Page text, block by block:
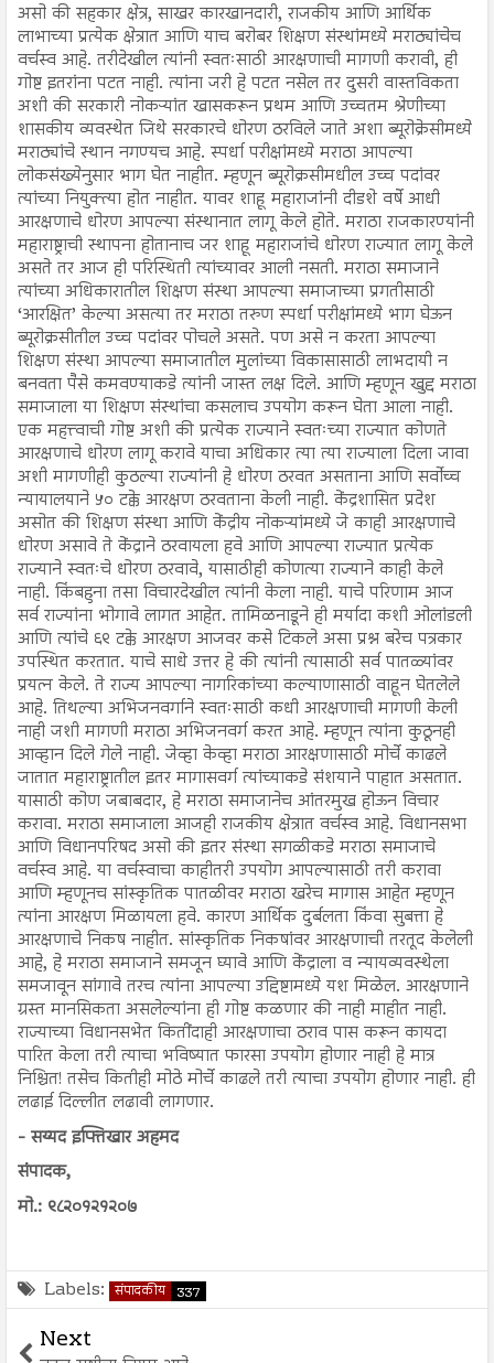
असो की सहकार क्षेत्र, साखर कारखानदारी, राजकीय आणि आर्थिक
लाभाच्या प्रत्येक क्षेत्रात आणि याच बरोबर शिक्षण संस्थांमध्ये मराठ्यांचेच
वर्चस्व आहे. तरीदेखील त्यांनी स्वतःसाठी आरक्षणाची मागणी करावी, ही
गोष्ट इतरांना पटत नाही. त्यांना जरी हे पटत नसेल तर दुसरी वास्तविकता
अशी की सरकारी नोकऱ्यांत खासकरून प्रथम आणि उच्चतम श्रेणीच्या
शासकीय व्यवस्थेत जिथे सरकारचे धोरण ठरविले जाते अशा ब्यूरोक्रेसीमध्ये
मराठ्यांचे स्थान नगण्यच आहे. स्पर्धा परीक्षांमध्ये मराठा आपल्या
लोकसंख्येनुसार भाग घेत नाहीत. म्हणून ब्यूरोक्रसीमधील उच्च पदांवर
त्यांच्या नियुक्त्या होत नाहीत. यावर शाहू महाराजांनी दीडशे वर्षे आधी
आरक्षणाचे धोरण आपल्या संस्थानात लागू केले होते. मराठा राजकारण्यांनी
महाराष्ट्राची स्थापना होतानाच जर शाहू महाराजांचे धोरण राज्यात लागू केले
असते तर आज ही परिस्थिती त्यांच्यावर आली नसती. मराठा समाजाने
त्यांच्या अधिकारातील शिक्षण संस्था आपल्या समाजाच्या प्रगतीसाठी
‘आरक्षित’ केल्या असत्या तर मराठा तरुण स्पर्धा परीक्षांमध्ये भाग घेऊन
ब्यूरोक्रसीतील उच्च पदांवर पोचले असते. पण असे न करता आपल्या
शिक्षण संस्था आपल्या समाजातील मुलांच्या विकासासाठी लाभदायी न
बनवता पैसे कमवण्याकडे त्यांनी जास्त लक्ष दिले. आणि म्हणून खुद्द मराठा
समाजाला या शिक्षण संस्थांचा कसलाच उपयोग करून घेता आला नाही.
एक महत्त्वाची गोष्ट अशी की प्रत्येक राज्याने स्वतःच्या राज्यात कोणते
आरक्षणाचे धोरण लागू करावे याचा अधिकार त्या त्या राज्याला दिला जावा
अशी मागणीही कुठल्या राज्यांनी हे धोरण ठरवत असताना आणि सर्वोच्च
न्यायालयाने ५० टक्के आरक्षण ठरवताना केली नाही. केंद्रशासित प्रदेश
असोत की शिक्षण संस्था आणि केंद्रीय नोकऱ्यांमध्ये जे काही आरक्षणाचे
धोरण असावे ते केंद्राने ठरवायला हवे आणि आपल्या राज्यात प्रत्येक
राज्याने स्वतःचे धोरण ठरवावे, यासाठीही कोणत्या राज्याने काही केले
नाही. किंबहुना तसा विचारदेखील त्यांनी केला नाही. याचे परिणाम आज
सर्व राज्यांना भोगावे लागत आहेत. तामिळनाडूने ही मर्यादा कशी ओलांडली
आणि त्यांचे ६९ टक्के आरक्षण आजवर कसे टिकले असा प्रश्न बरेच पत्रकार
उपस्थित करतात. याचे साधे उत्तर हे की त्यांनी त्यासाठी सर्व पातळ्यांवर
प्रयत्न केले. ते राज्य आपल्या नागरिकांच्या कल्याणासाठी वाहून घेतलेले
आहे. तिथल्या अभिजनवर्गाने स्वतःसाठी कधी आरक्षणाची मागणी केली
नाही जशी मागणी मराठा अभिजनवर्ग करत आहे. म्हणून त्यांना कुठूनही
आव्हान दिले गेले नाही. जेव्हा केव्हा मराठा आरक्षणासाठी मोर्चे काढले
जातात महाराष्ट्रातील इतर मागासवर्ग त्यांच्याकडे संशयाने पाहात असतात.
यासाठी कोण जबाबदार, हे मराठा समाजानेच आंतरमुख होऊन विचार
करावा. मराठा समाजाला आजही राजकीय क्षेत्रात वर्चस्व आहे. विधानसभा
आणि विधानपरिषद असो की इतर संस्था सगळीकडे मराठा समाजाचे
वर्चस्व आहे. या वर्चस्वाचा काहीतरी उपयोग आपल्यासाठी तरी करावा
आणि म्हणूनच सांस्कृतिक पातळीवर मराठा खरेच मागास आहेत म्हणून
त्यांना आरक्षण मिळायला हवे. कारण आर्थिक दुर्बलता किंवा सुबत्ता हे
आरक्षणाचे निकष नाहीत. सांस्कृतिक निकषांवर आरक्षणाची तरतूद केलेली
आहे, हे मराठा समाजाने समजून घ्यावे आणि केंद्राला व न्यायव्यवस्थेला
समजावून सांगावे तरच त्यांना आपल्या उद्दिष्टामध्ये यश मिळेल. आरक्षणाने
ग्रस्त मानसिकता असलेल्यांना ही गोष्ट कळणार की नाही माहीत नाही.
राज्याच्या विधानसभेत कितींदाही आरक्षणाचा ठराव पास करून कायदा
पारित केला तरी त्याचा भविष्यात फारसा उपयोग होणार नाही हे मात्र
निश्चित! तसेच कितीही मोठे मोर्चे काढले तरी त्याचा उपयोग होणार नाही. ही
लढाई दिल्लीत लढावी लागणार.
- सय्यद इफ्तिखार अहमद
संपादक,
मो.: ९८२०१२१२०७
Labels: संपादकीय 337
Next